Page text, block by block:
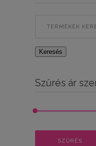
Keresés
Szűrés ár
SZŰRÉS